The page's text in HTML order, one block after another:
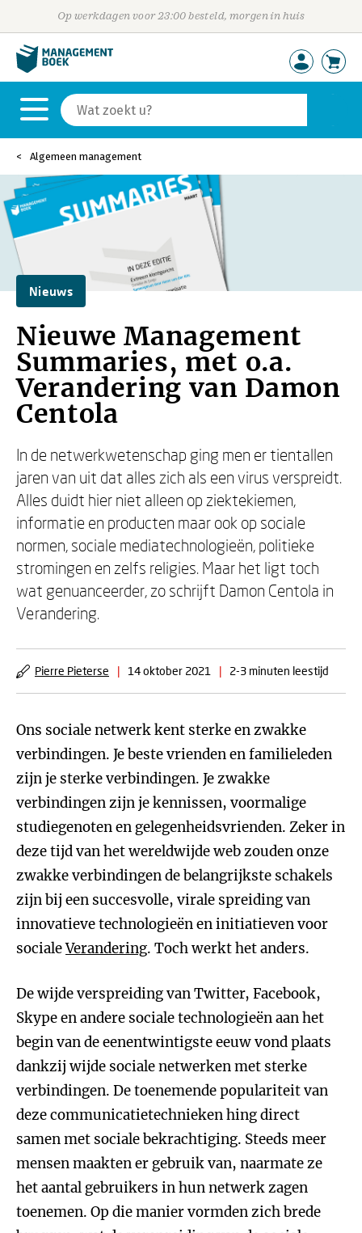
Op werkdagen voor 23:00 besteld, morgen in huis
Algemeen management
Nieuws
Nieuwe Management
Summaries, met o.a.
Verandering van Damon
Centola
In de netwerkwetenschap ging men er tientallen
jaren van uit dat alles zich als een virus verspreidt.
Alles duidt hier niet alleen op ziektekiemen,
informatie en producten maar ook op sociale
normen, sociale mediatechnologieën, politieke
stromingen en zelfs religies. Maar het ligt toch
wat genuanceerder, zo schrijft Damon Centola in
Verandering.
Pierre Pieterse | 14 oktober 2021 | 2-3 minuten leestijd
Ons sociale netwerk kent sterke en zwakke
verbindingen. Je beste vrienden en familieleden
zijn je sterke verbindingen. Je zwakke
verbindingen zijn je kennissen, voormalige
studiegenoten en gelegenheidsvrienden. Zeker in
deze tijd van het wereldwijde web zouden onze
zwakke verbindingen de belangrijkste schakels
zijn bij een succesvolle, virale spreiding van
innovatieve technologieën en initiatieven voor
socialeVerandering. Toch werkt het anders.
De wijde verspreiding van Twitter, Facebook,
Skype en andere sociale technologieën aan het
begin van de eenentwintigste eeuw vond plaats
dankzij wijde sociale netwerken met sterke
verbindingen. De toenemende populariteit van
deze communicatietechnieken hing direct
samen met sociale bekrachtiging. Steeds meer
mensen maakten er gebruik van, naarmate ze
het aantal gebruikers in hun netwerk zagen
toenemen. Op die manier vormden zich brede